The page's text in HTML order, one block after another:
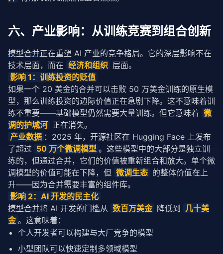
六、产业影响：从训练竞赛到组合创新
模型合并正在重塑 AI 产业的竞争格局。它的深层影响不在
技术层面，而在 经济和组织 层面。
影响 1：训练投资的贬值
如果一个 20 美金的合并可以击败 50 万美金训练的原生模
型，那么训练投资的边际价值正在急剧下降。这不意味着训
练不重要——基础模型仍然需要大量训练。但它意味着 微
调的护城河 正在消失。
产业数据 ：2025 年，开源社区在 Hugging Face 上发布
了超过 50 万个微调模型 。这些模型中的大部分是独立训
练的，但通过合并，它们的价值被重新组合和放大。单个微
调模型的价值可能在下降，但 微调生态 的整体价值在上
升——因为合并需要丰富的组件库。
影响 2：AI 开发的民主化
模型合并将 AI 开发的门槛从 数百万美金 降低到
几十美
金 。这意味着：
个人开发者可以构建与大厂竞争的模型
小型团队可以快速定制多领域模型